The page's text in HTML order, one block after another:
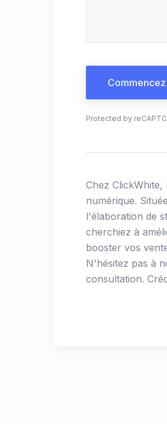
Protected by
Chez
numérique.
l'élaboration de
cherchiez à
booster vos
N'hésitez pas à
consultation.